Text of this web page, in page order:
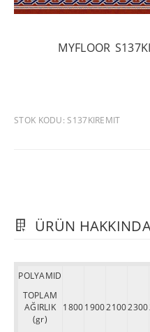
MYFLOOR
STOK KODU: S137KIREMIT
ÜRÜN
POLYAMID
TOPLAM
AĞIRLIK
(gr)
1800190021002300